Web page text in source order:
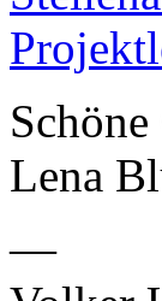
Lena
—